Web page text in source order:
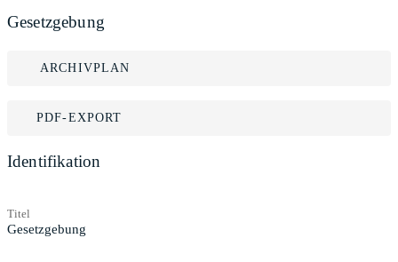
Gesetzgebung
ARCHIVPLAN
PDF-EXPORT
Identifikation
Titel
Gesetzgebung